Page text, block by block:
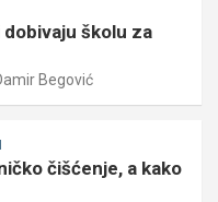
školu za
Begović
čišćenje, a kako